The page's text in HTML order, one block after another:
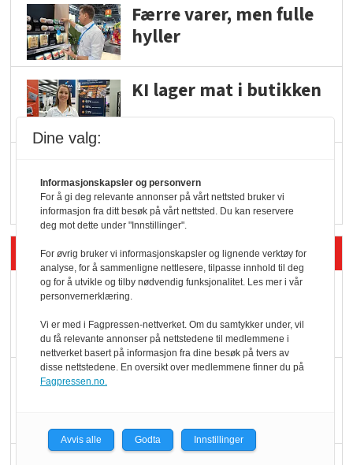
Færre varer, men fulle
hyller
KI lager mat i butikken
Rema i 2025
Siste artikler - Økologisk
Kolonihagens norske
yoghurt: Trues av
melkemangel
hederspris
Dine valg:
Informasjonskapsler og personvern
For å gi deg relevante annonser på vårt nettsted bruker vi
informasjon fra ditt besøk på vårt nettsted. Du kan reservere
deg mot dette under "Innstillinger".
For øvrig bruker vi informasjonskapsler og lignende verktøy for
analyse, for å sammenligne nettlesere, tilpasse innhold til deg
og for å utvikle og tilby nødvendig funksjonalitet. Les mer i vår
personvernerklæring.
Vi er med i Fagpressen-nettverket. Om du samtykker under, vil
du få relevante annonser på nettstedene til medlemmene i
nettverket basert på informasjon fra dine besøk på tvers av
disse nettstedene. En oversikt over medlemmene finner du på
Fagpressen.no.
Avvis alle Godta Innstillinger